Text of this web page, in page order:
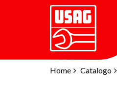
Home Catalogo